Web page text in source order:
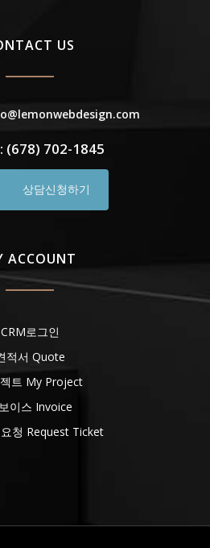
US
(678) 702-1845
상담신청하기
ACCOUNT
CRM로그인
적서 Quote
트 My Project
이스 Invoice
청 Request Ticket